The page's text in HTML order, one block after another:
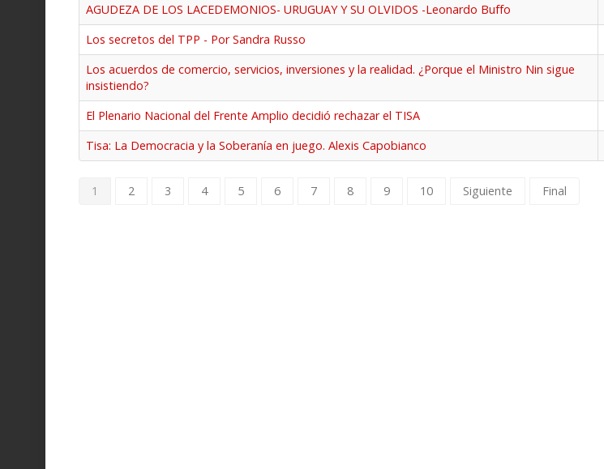
AGUDEZA DE LOS LACEDEMONIOS- URUGUAY Y SU OLVIDOS -Leonardo Buffo
Los secretos del TPP - Por Sandra Russo
Los acuerdos de comercio, servicios, inversiones y la realidad. ¿Porque el Ministro Nin sigue
insistiendo?
El Plenario Nacional del Frente Amplio decidió rechazar el TISA
Tisa: La Democracia y la Soberanía en juego. Alexis Capobianco
1 2 3 4 5 6 7 8 9 10 Siguiente Final